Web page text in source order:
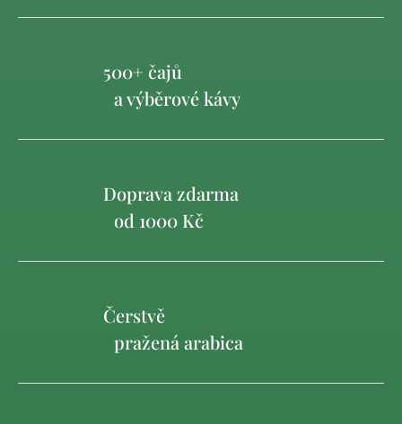
500+ čajů
a výběrové kávy
Doprava zdarma
od 1000 Kč
Čerstvě
pražená arabica